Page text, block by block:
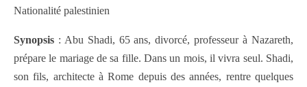
Nationalité palestinien
Synopsis : Abu Shadi, 65 ans, divorcé, professeur à Nazareth,
prépare le mariage de sa fille. Dans un mois, il vivra seul. Shadi,
son fils, architecte à Rome depuis des années, rentre quelques